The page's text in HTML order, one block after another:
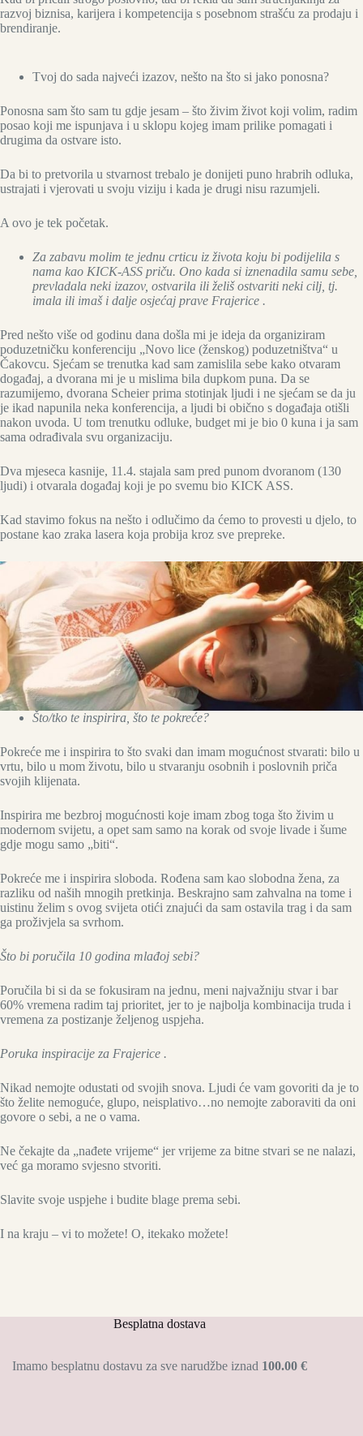
razvoj biznisa, karijera i kompetencija s posebnom strašću za prodaju i
brendiranje.
Tvoj do sada najveći izazov, nešto na što si jako ponosna?
Ponosna sam što sam tu gdje jesam – što živim život koji volim, radim
posao koji me ispunjava i u sklopu kojeg imam prilike pomagati i
drugima da ostvare isto.
Da bi to pretvorila u stvarnost trebalo je donijeti puno hrabrih odluka,
ustrajati i vjerovati u svoju viziju i kada je drugi nisu razumjeli.
A ovo je tek početak.
Za zabavu molim te jednu crticu iz života koju bi podijelila s
nama kao KICK-ASS priču. Ono kada si iznenadila samu sebe,
prevladala neki izazov, ostvarila ili želiš ostvariti neki cilj, tj.
imala ili imaš i dalje osjećaj prave Frajerice .
Pred nešto više od godinu dana došla mi je ideja da organiziram
poduzetničku konferenciju „Novo lice (ženskog) poduzetništva“ u
Čakovcu. Sjećam se trenutka kad sam zamislila sebe kako otvaram
događaj, a dvorana mi je u mislima bila dupkom puna. Da se
razumijemo, dvorana Scheier prima stotinjak ljudi i ne sjećam se da ju
je ikad napunila neka konferencija, a ljudi bi obično s događaja otišli
nakon uvoda. U tom trenutku odluke, budget mi je bio 0 kuna i ja sam
sama odrađivala svu organizaciju.
Dva mjeseca kasnije, 11.4. stajala sam pred punom dvoranom (130
ljudi) i otvarala događaj koji je po svemu bio KICK ASS.
Kad stavimo fokus na nešto i odlučimo da ćemo to provesti u djelo, to
postane kao zraka lasera koja probija kroz sve prepreke.
Što/tko te inspirira, što te pokreće?
Pokreće me i inspirira to što svaki dan imam mogućnost stvarati: bilo u
vrtu, bilo u mom životu, bilo u stvaranju osobnih i poslovnih priča
svojih klijenata.
Inspirira me bezbroj mogućnosti koje imam zbog toga što živim u
modernom svijetu, a opet sam samo na korak od svoje livade i šume
gdje mogu samo „biti“.
Pokreće me i inspirira sloboda. Rođena sam kao slobodna žena, za
razliku od naših mnogih pretkinja. Beskrajno sam zahvalna na tome i
uistinu želim s ovog svijeta otići znajući da sam ostavila trag i da sam
ga proživjela sa svrhom.
Što bi poručila 10 godina mlađoj sebi?
Poručila bi si da se fokusiram na jednu, meni najvažniju stvar i bar
60% vremena radim taj prioritet, jer to je najbolja kombinacija truda i
vremena za postizanje željenog uspjeha.
Poruka inspiracije za Frajerice .
Nikad nemojte odustati od svojih snova. Ljudi će vam govoriti da je to
što želite nemoguće, glupo, neisplativo…no nemojte zaboraviti da oni
govore o sebi, a ne o vama.
Ne čekajte da „nađete vrijeme“ jer vrijeme za bitne stvari se ne nalazi,
već ga moramo svjesno stvoriti.
Slavite svoje uspjehe i budite blage prema sebi.
I na kraju – vi to možete! O, itekako možete!
Besplatna dostava
Imamo besplatnu dostavu za sve narudžbe iznad 100.00 €